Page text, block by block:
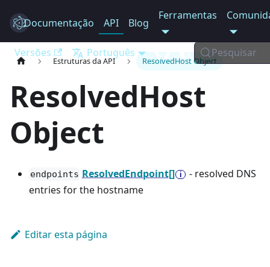
Electron
Documentação API Blog
Ferramentas
Versões Português Pesquisar
Estruturas da API ResolvedHost Object
ResolvedHost
Object
endpoints ResolvedEndpoint[]
- resolved DNS
entries for the hostname
Editar esta página